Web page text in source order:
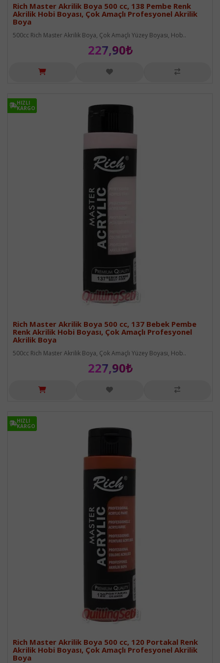
Rich Master Akrilik Boya 500 cc, 138 Pembe Renk
Akrilik Hobi Boyası, Çok Amaçlı Profesyonel Akrilik
Boya
500cc Rich Master Akrilik Boya, Çok Amaçlı Yüzey Boyası, Hob..
227,90₺
HIZLI
KARGO
HIZLI
KARGO
Rich Master Akrilik Boya 500 cc, 137 Bebek Pembe
Renk Akrilik Hobi Boyası, Çok Amaçlı Profesyonel
Akrilik Boya
500cc Rich Master Akrilik Boya, Çok Amaçlı Yüzey Boyası, Hob..
227,90₺
HIZLI
KARGO
HIZLI
KARGO
Rich Master Akrilik Boya 500 cc, 120 Portakal Renk
Akrilik Hobi Boyası, Çok Amaçlı Profesyonel Akrilik
Boya